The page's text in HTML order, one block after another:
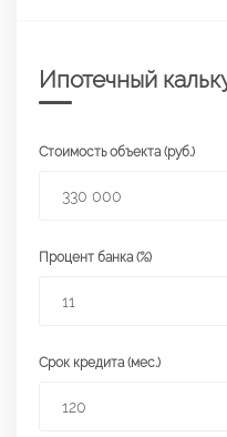
Ипотечный
Стоимость объекта (руб.)
Процент банка (%)
Срок кредита (мес.)